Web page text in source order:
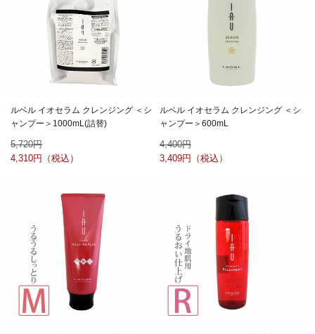
ルベル イオセラム クレンジング ＜シ
ャンプー＞1000mL(詰替)
5,720
4,310
ルベル イオセラム クレンジング ＜シ
ャンプー＞600mL
4,400
3,409